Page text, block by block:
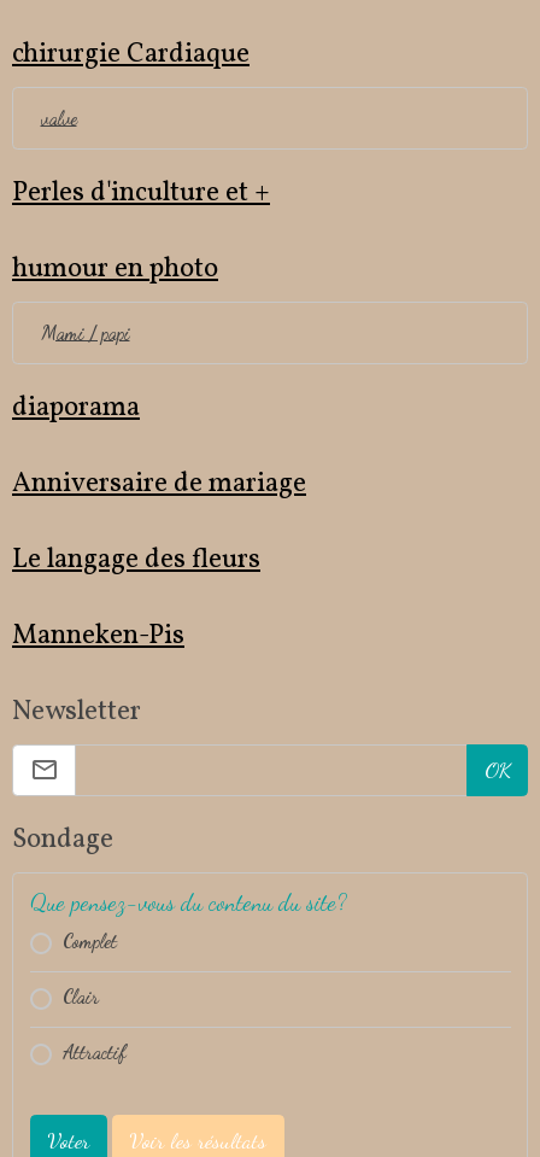
chirurgie Cardiaque
valve
Perles d'inculture et +
humour en photo
Mami / papi
diaporama
Anniversaire de mariage
Le langage des fleurs
Manneken-Pis
Newsletter
OK
Sondage
Que pensez-vous du contenu du site?
Complet
Clair
Attractif
Voter Voir les résultats